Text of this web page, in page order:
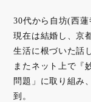
30代から自坊(西蓮
現在は結婚し、京
生活に根づいた話
またネット上で『
問題」に取り組み
到。